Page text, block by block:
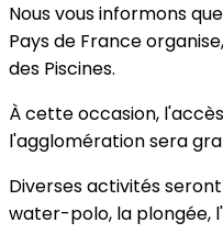
Nous vous informons
Pays de France
des Piscines.
À cette occasion,
l'agglomération sera
Diverses activités
water-polo, la plongée,